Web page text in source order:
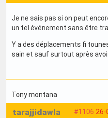
Je ne sais pas si on peut
un tel événement sans être
Y a des déplacements fi
sain et sauf surtout après
Tony montana
#1106 26-
tarajjidawla